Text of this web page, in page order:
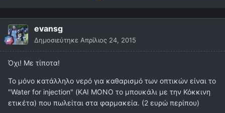
evansg
Δημοσιεύτηκε Απρίλιος 24, 2015
Όχι! Με τίποτα!
Το μόνο κατάλληλο νερό για καθαρισμό των οπτικών είναι το
"Water for injection" (ΚΑΙ ΜΟΝΟ το μπουκάλι με την Κόκκινη
ετικέτα) που πωλείται στα φαρμακεία. (2 ευρώ περίπου)